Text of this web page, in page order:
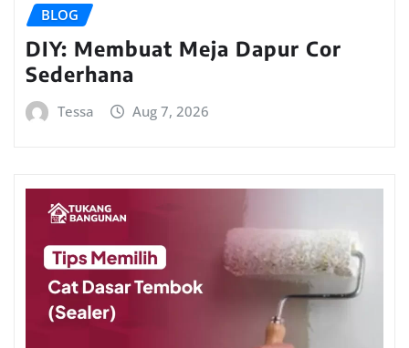
BLOG
DIY: Membuat Meja Dapur Cor
Sederhana
Tessa Aug 7, 2026